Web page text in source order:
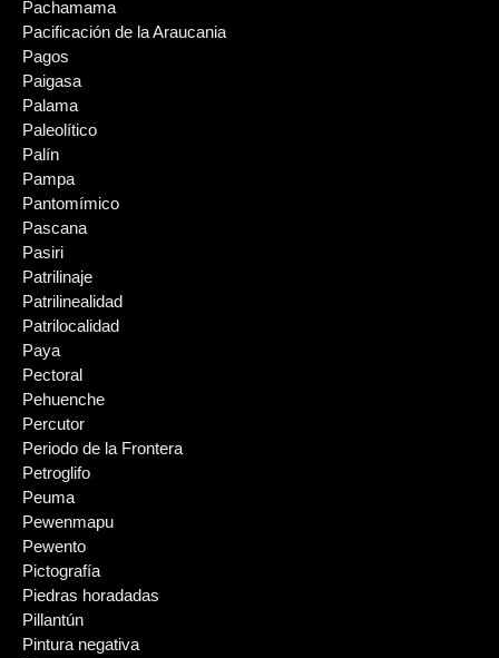
Pachamama
Pacificación de la Araucania
Pagos
Paigasa
Palama
Paleolítico
Palín
Pampa
Pantomímico
Pascana
Pasiri
Patrilinaje
Patrilinealidad
Patrilocalidad
Paya
Pectoral
Pehuenche
Percutor
Periodo de la Frontera
Petroglifo
Peuma
Pewenmapu
Pewento
Pictografía
Piedras horadadas
Pillantún
Pintura negativa